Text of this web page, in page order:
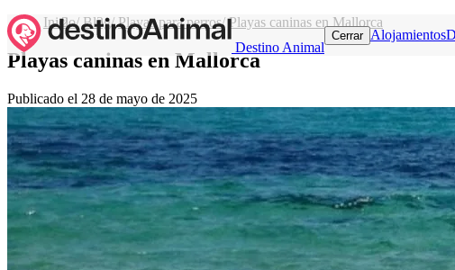
Destino Animal
Cerrar Alojamientos
Inicio/ Blog/ Playas para perros/ Playas caninas en Mallorca
Playas caninas en Mallorca
Publicado el 28 de mayo de 2025